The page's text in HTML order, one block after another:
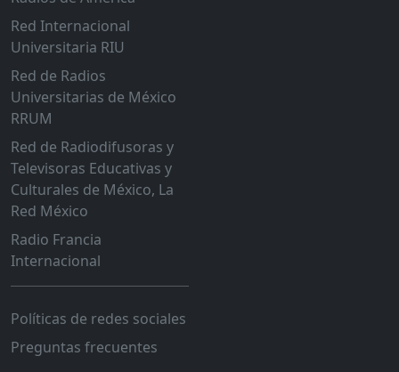
Red Internacional
Universitaria RIU
Red de Radios
Universitarias de México
RRUM
Red de Radiodifusoras y
Televisoras Educativas y
Culturales de México, La
Red México
Radio Francia
Internacional
Políticas de redes sociales
Preguntas frecuentes